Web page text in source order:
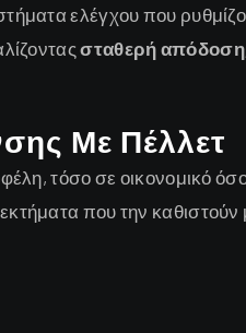
ελέγχου που
σταθερή απόδοση,
Με Πέλλετ
τόσο σε οικονομικό
που την καθιστούν